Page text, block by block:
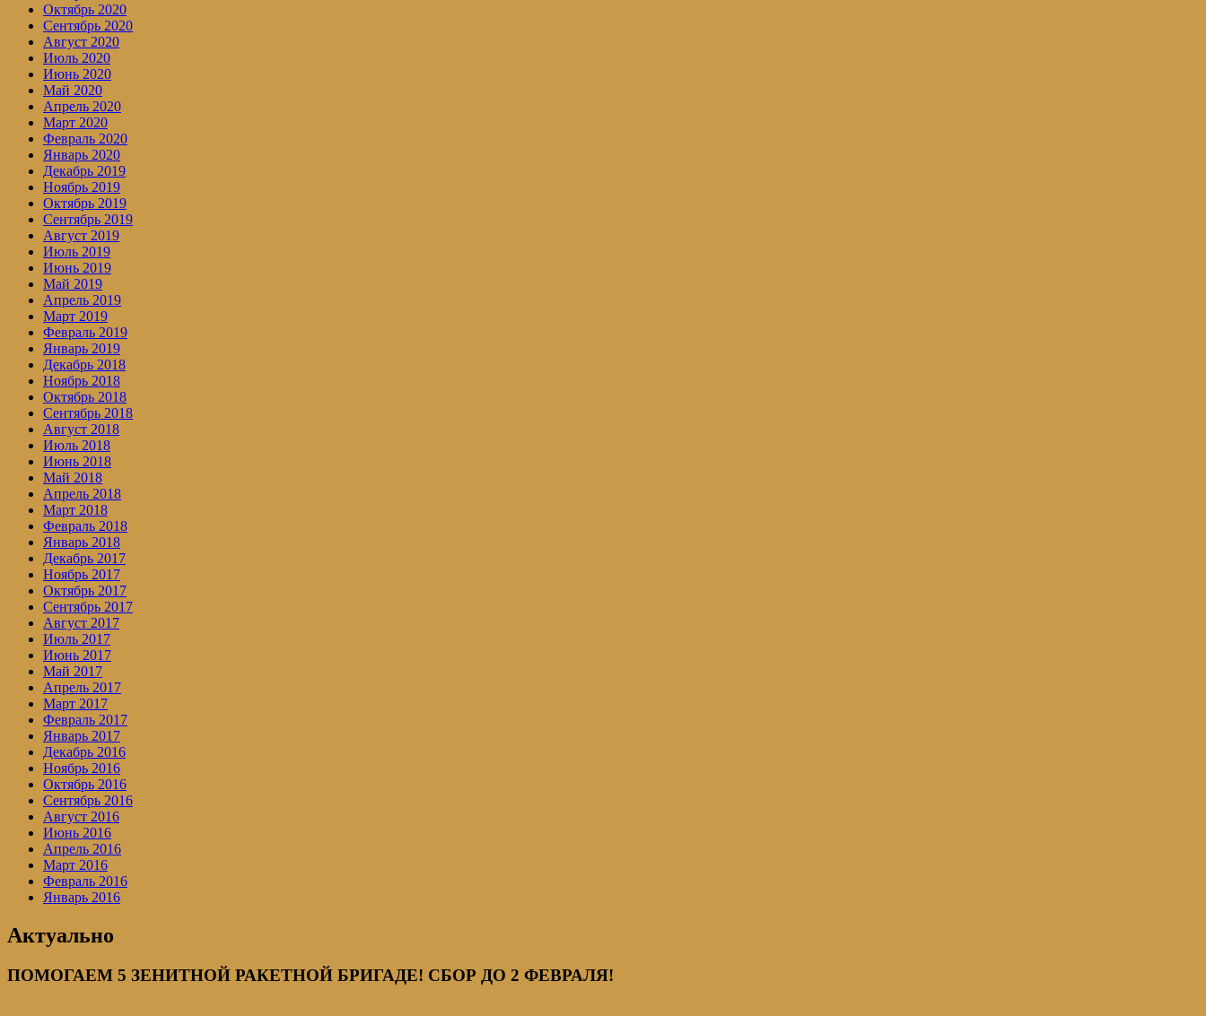
Октябрь 2020
Сентябрь 2020
Август 2020
Июль 2020
Июнь 2020
Май 2020
Апрель 2020
Март 2020
Февраль 2020
Январь 2020
Декабрь 2019
Ноябрь 2019
Октябрь 2019
Сентябрь 2019
Август 2019
Июль 2019
Июнь 2019
Май 2019
Апрель 2019
Март 2019
Февраль 2019
Январь 2019
Декабрь 2018
Ноябрь 2018
Октябрь 2018
Сентябрь 2018
Август 2018
Июль 2018
Июнь 2018
Май 2018
Апрель 2018
Март 2018
Февраль 2018
Январь 2018
Декабрь 2017
Ноябрь 2017
Октябрь 2017
Сентябрь 2017
Август 2017
Июль 2017
Июнь 2017
Май 2017
Апрель 2017
Март 2017
Февраль 2017
Январь 2017
Декабрь 2016
Ноябрь 2016
Октябрь 2016
Сентябрь 2016
Август 2016
Июнь 2016
Апрель 2016
Март 2016
Февраль 2016
Январь 2016
Актуально
ПОМОГАЕМ 5 ЗЕНИТНОЙ РАКЕТНОЙ БРИГАДЕ! СБОР ДО 2 ФЕВРАЛЯ!